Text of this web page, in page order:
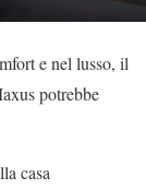
e nel lusso, il
potrebbe
casa